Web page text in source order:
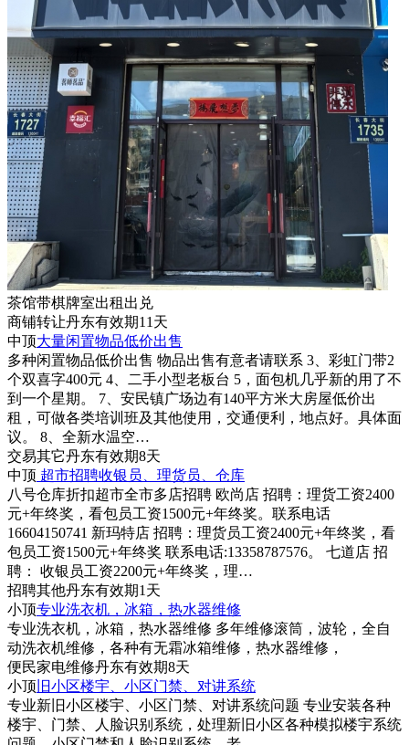
茶馆带棋牌室出租出兑
商铺转让丹东有效期11天
中顶大量闲置物品低价出售
多种闲置物品低价出售 物品出售有意者请联系 3、彩虹门带2
个双喜字400元 4、二手小型老板台 5，面包机几乎新的用了不
到一个星期。 7、安民镇广场边有140平方米大房屋低价出
租，可做各类培训班及其他使用，交通便利，地点好。具体面
议。 8、全新水温空…
交易其它丹东有效期8天
中顶 超市招聘收银员、理货员、仓库
八号仓库折扣超市全市多店招聘 欧尚店 招聘：理货工资2400
元+年终奖，看包员工资1500元+年终奖。联系电话
16604150741 新玛特店 招聘：理货员工资2400元+年终奖，看
包员工资1500元+年终奖 联系电话:13358787576。 七道店 招
聘： 收银员工资2200元+年终奖，理…
招聘其他丹东有效期1天
小顶专业洗衣机，冰箱，热水器维修
专业洗衣机，冰箱，热水器维修 多年维修滚筒，波轮，全自
动洗衣机维修，各种有无霜冰箱维修，热水器维修，
便民家电维修丹东有效期8天
小顶 旧小区楼宇、小区门禁、对讲系统
专业新旧小区楼宇、小区门禁、对讲系统问题 专业安装各种
楼宇、门禁、人脸识别系统，处理新旧小区各种模拟楼宇系统